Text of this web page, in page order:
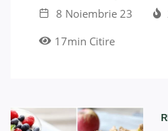
8 Noiembrie 23
17min Citire